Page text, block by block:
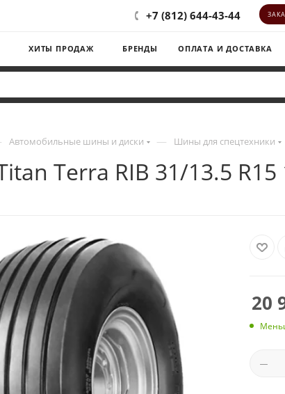
+7 (812) 644-43-44
ХИТЫ ПРОДАЖ БРЕНДЫ ОПЛАТА И ДОСТАВКА
Автомобильные шины и диски — Шины для спецтехники
Terra RIB 31/13.5 R15
20